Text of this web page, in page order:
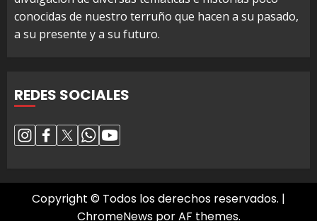
conocidas de nuestro terruño que hacen a su pasado,
a su presente y a su futuro.
REDES SOCIALES
Copyright © Todos los derechos reservados. |
ChromeNewspor AF themes.